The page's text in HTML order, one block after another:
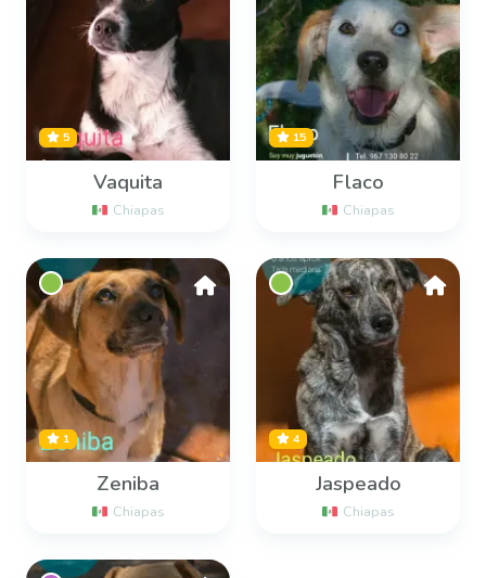
5
Vaquita
Chiapas
15
Flaco
Chiapas
1
Zeniba
Chiapas
4
Jaspeado
Chiapas